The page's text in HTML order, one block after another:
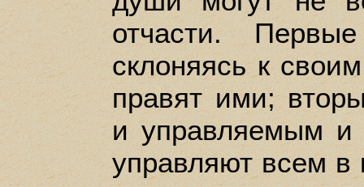
отчасти.
склоняясь к
правят ими;
и управляемым и
управляют всем в